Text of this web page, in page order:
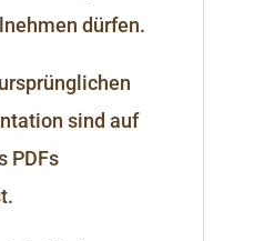
dürfen.
sind auf
PDFs